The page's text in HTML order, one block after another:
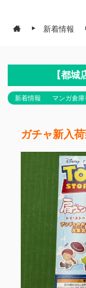
新着情報
【都
新着情報 マンガ倉
ガチャ新入